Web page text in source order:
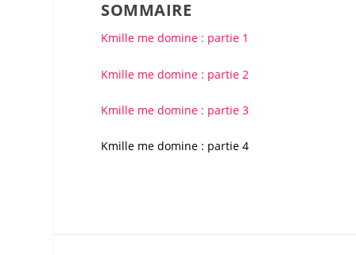
SOMMAIRE
Kmille me domine : partie 1
Kmille me domine : partie 2
Kmille me domine : partie 3
Kmille me domine : partie 4